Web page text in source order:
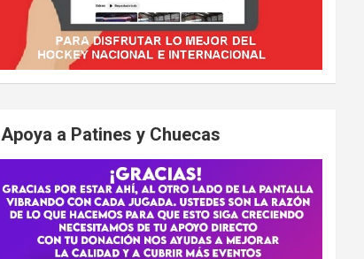
Apoya a Patines y Chuecas